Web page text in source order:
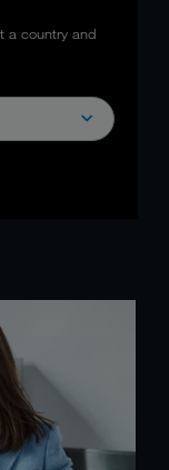
a country and
LES